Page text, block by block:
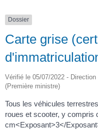
Dossier
Carte grise
Vérifié le 05/07/2022 -
(Première ministre)
Tous les véhicules
roues et scooter, y compris
cm<Exposant>3</